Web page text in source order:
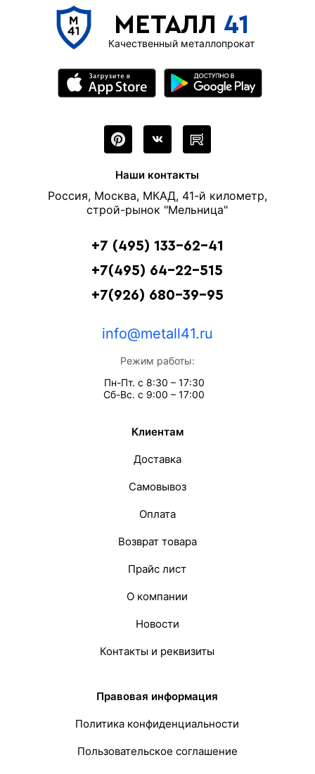
МЕТАЛЛ 41
Качественный металлопрокат
Наши контакты
Россия, Москва, МКАД, 41-й километр,
строй-рынок "Мельница"
+7 (495) 133-62-41
+7(495) 64-22-515
+7(926) 680-39-95
info@metall41.ru
Режим работы:
Пн-Пт. с 8:30 – 17:30
Сб-Вс. с 9:00 – 17:00
Клиентам
Доставка
Самовывоз
Оплата
Возврат товара
Прайс лист
О компании
Новости
Контакты и реквизиты
Правовая информация
Политика конфиденциальности
Пользовательское соглашение